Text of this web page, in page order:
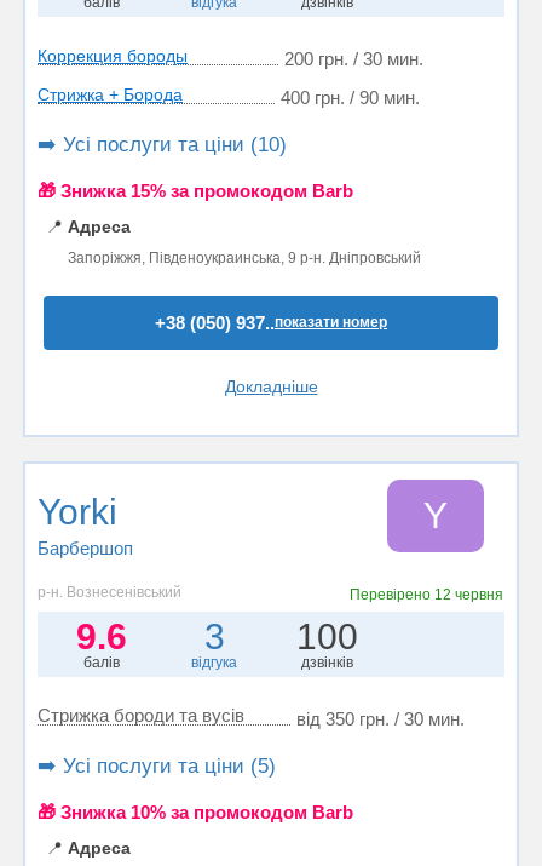
Коррекция бороды 200 грн. / 30 мин.
Стрижка + Борода 400 грн. / 90 мин.
➡️ Усі послуги та ціни (10)
🎁 Знижка 15% за промокодом Barb
📍 Адреса
Запоріжжя, Південоукраинська, 9 р-н. Дніпровський
+38 (050) 937..показати номер
Докладніше
Yorki
Барбершоп
Y
р-н. Вознесенівський Перевірено 12 червня
9.6
балів
3
відгука
100
дзвінків
Стрижка бороди та вусів від 350 грн. / 30 мин.
➡️ Усі послуги та ціни (5)
🎁 Знижка 10% за промокодом Barb
📍 Адреса